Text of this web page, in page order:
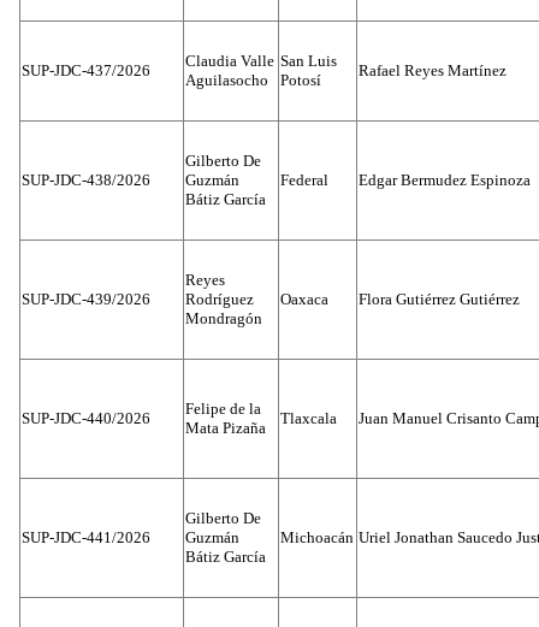
SUP-JDC-437/2026
Claudia Valle
Aguilasocho
San Luis
Potosí
Rafael Reyes Martínez
SUP-JDC-438/2026
Gilberto De
Guzmán
Bátiz García
Federal Edgar Bermudez Espinoza
SUP-JDC-439/2026
Reyes
Rodríguez
Mondragón
Oaxaca Flora Gutiérrez Gutiérrez
SUP-JDC-440/2026
Felipe de la
Mata Pizaña
Tlaxcala Juan Manuel Crisanto
SUP-JDC-441/2026
Gilberto De
Guzmán
Bátiz García
Michoacán Uriel Jonathan Saucedo